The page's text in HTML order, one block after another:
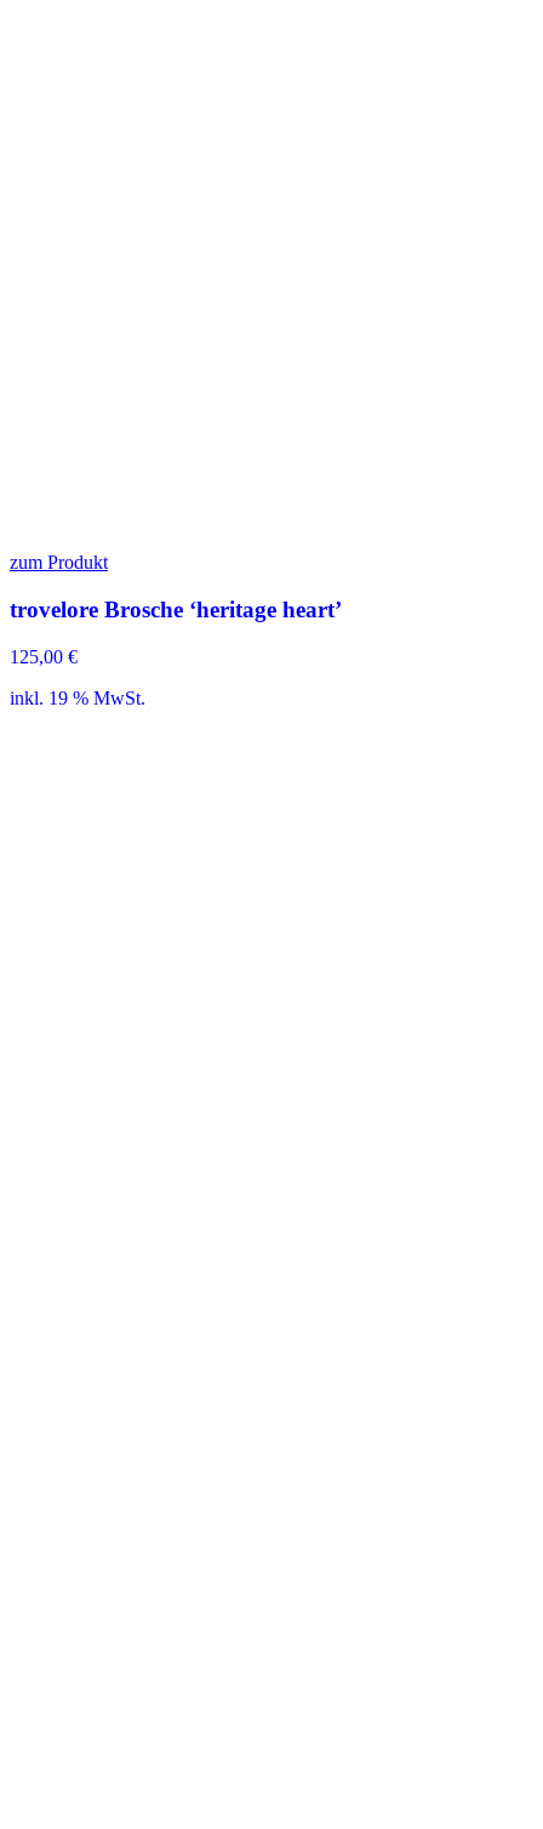
zum Produkt
trovelore Brosche ‘heritage heart’
125,00 €
inkl. 19 % MwSt.